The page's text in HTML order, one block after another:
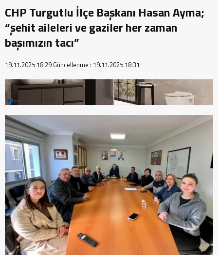
CHP Turgutlu İlçe Başkanı Hasan Ayma;
“şehit aileleri ve gaziler her zaman
başımızın tacı”
19.11.2025 18:29 Güncellenme : 19.11.2025 18:31